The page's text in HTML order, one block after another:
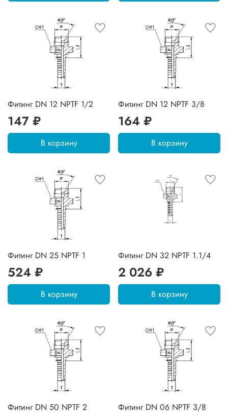
Фитинг DN 12 NPTF 1/2
147 ₽
В корзину
Фитинг DN 12 NPTF 3/8
164 ₽
В корзину
Фитинг DN 25 NPTF 1
524 ₽
В корзину
Фитинг DN 32 NPTF 1.1/4
2 026 ₽
В корзину
Фитинг DN 50 NPTF 2 Фитинг DN 06 NPTF 3/8